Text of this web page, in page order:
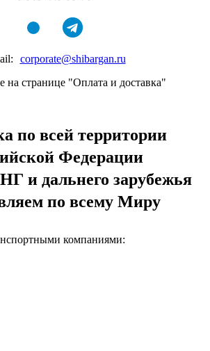
corporate@shibargan.ru
на странице "Оплата и доставка"
по всей территории
Федерации
и дальнего зарубежья
по всему Миру
компаниями: